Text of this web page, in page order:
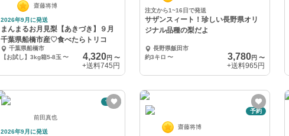
齋藤将博
2026年9月に発送
まんまるお月見梨【あきづき】９月
千葉県船橋市産♡食べたらトリコ
千葉県船橋市
【お試し】3kg箱5-8玉 〜 4,320円〜
+送料745円
注文から1~16日で発送
サザンスィート！珍しい長野県オリ
ジナル品種の梨だよ
長野県飯田市
約3キロ 〜 3,780円〜
+送料965円
予約
前田真也
2026年9月に発送
予約
齋藤将博